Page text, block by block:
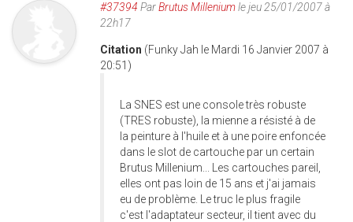
#37394 ParBrutus Milleniumle jeu 25/01/2007 à
22h17
Citation (Funky Jah le Mardi 16 Janvier 2007 à
20:51)
La SNES est une console très robuste
(TRES robuste), la mienne a résisté à de
la peinture à l'huile et à une poire enfoncée
dans le slot de cartouche par un certain
Brutus Millenium... Les cartouches pareil,
elles ont pas loin de 15 ans et j'ai jamais
eu de problème. Le truc le plus fragile
c'est l'adaptateur secteur, il tient avec du